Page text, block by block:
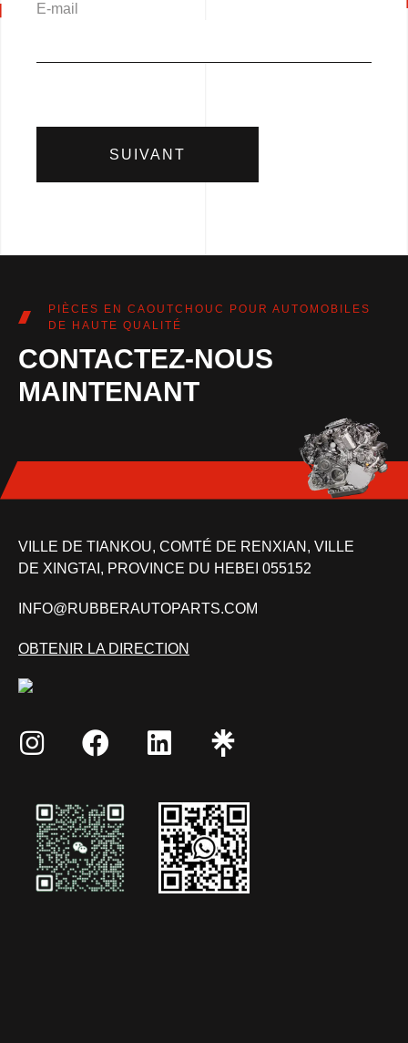
E-mail
SUIVANT
PIÈCES EN CAOUTCHOUC POUR AUTOMOBILES
DE HAUTE QUALITÉ
CONTACTEZ-NOUS
MAINTENANT
VILLE DE TIANKOU, COMTÉ DE RENXIAN, VILLE
DE XINGTAI, PROVINCE DU HEBEI 055152
INFO@RUBBERAUTOPARTS.COM
OBTENIR LA DIRECTION